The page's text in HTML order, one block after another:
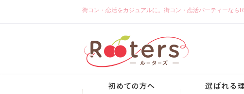
街コン・恋活をカジュアルに。街コン・恋活パーティーなら